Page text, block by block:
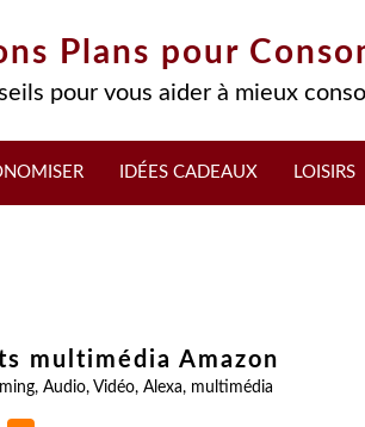
Plans pour
pour vous aider à mieux
IDÉES CADEAUX LOISIRS
multimédia Amazon
, Audio, Vidéo, Alexa, multimédia